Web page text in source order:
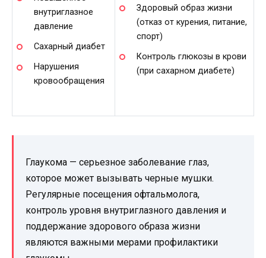
внутриглазное
давление
Сахарный диабет
Нарушения
кровообращения
Здоровый образ жизни
(отказ от курения, питание,
спорт)
Контроль глюкозы в крови
(при сахарном диабете)
Глаукома — серьезное заболевание глаз,
которое может вызывать черные мушки.
Регулярные посещения офтальмолога,
контроль уровня внутриглазного давления и
поддержание здорового образа жизни
являются важными мерами профилактики